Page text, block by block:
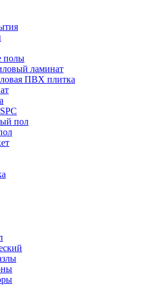
полы
ламинат
ПВХ плитка
пол